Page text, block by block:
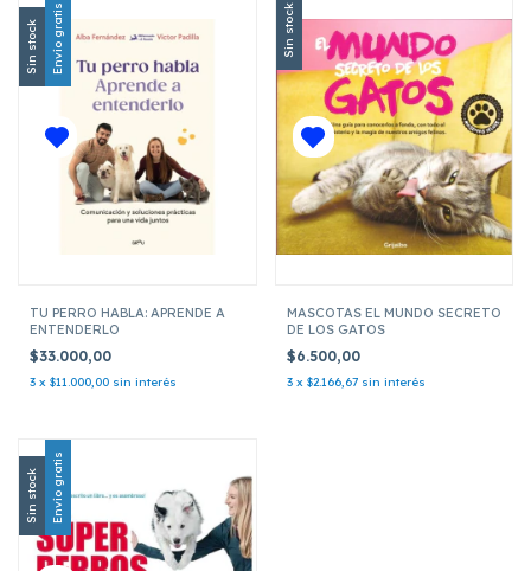
Sin stock Envío gratis
TU PERRO HABLA: APRENDE A
ENTENDERLO
$33.000,00
3 x $11.000,00 sin interés
Sin stock
MASCOTAS EL MUNDO SECRETO
DE LOS GATOS
$6.500,00
3 x $2.166,67 sin interés
Sin stock Envío gratis